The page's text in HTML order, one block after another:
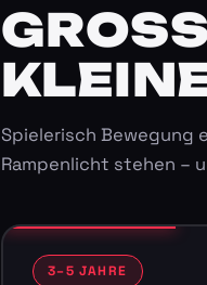
LEINE
Spielerisch Bewegung
Rampenlicht stehen –
3–5 JAHRE